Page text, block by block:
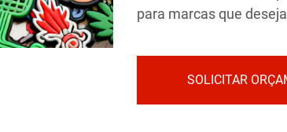
para marcas que
SOLICITAR